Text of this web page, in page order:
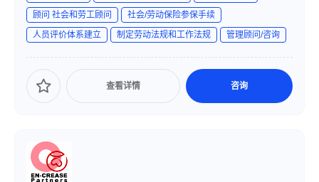
顾问 社会和劳工顾问
社会/劳动保险参保手续
人员评价体系建立
制定劳动法规和工作法规 管理顾问/咨询
查看详情 咨询